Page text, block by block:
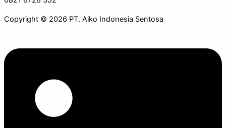
Copyright © 2026 PT. Aiko Indonesia Sentosa